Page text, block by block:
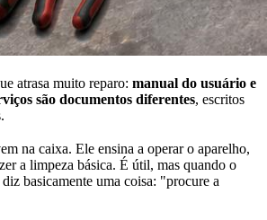
atrasa muito reparo: manual do usuário e
são documentos diferentes, escritos
na caixa. Ele ensina a operar o aparelho,
a limpeza básica. É útil, mas quando o
basicamente uma coisa: "procure a